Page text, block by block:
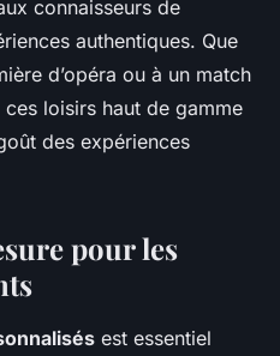
connaisseurs de
authentiques. Que
d’opéra ou à un match
loisirs haut de gamme
des expériences
pour les
est essentiel